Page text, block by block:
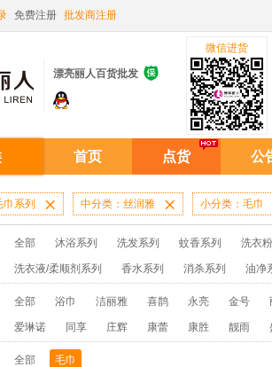
免费注册 批发商注册
漂亮丽人百货批发 
微信进货
首页 点货 公
系列  中分类：丝润雅  小分类：毛巾
全部 沐浴系列 洗发系列 蚊香系列 洗衣
洗衣液/柔顺剂系列 香水系列 消杀系列 油净
啫喱膏/水系列 厨房油污系列 玻璃/地板/清洁系
牙膏系列 牙刷系列 固发定型系列 染发系列
洗洁精系列 保健品系列 雨伞系列家用帆布洗洁
全部 浴巾 洁丽雅 喜鹊 永亮 金号
爱琳诺 同享 庄辉 康蕾 康胜 靓雨
牧绵人 星雨竹
全部 毛巾